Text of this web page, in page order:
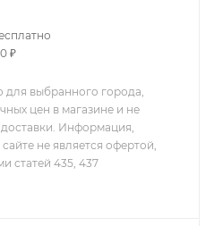
₽
для выбранного города,
цен в магазине и не
Информация,
не является офертой,
статей 435, 437